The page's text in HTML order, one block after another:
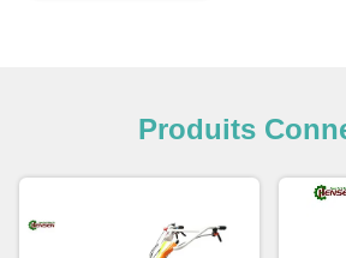
Produits